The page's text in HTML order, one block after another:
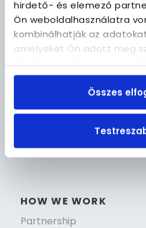
hirdető- és elemező
Ön weboldalhasználatra
kombinálhatják az
amelyeket Ön adott meg
Összes
NAVIGATION
Contact
HOW WE WORK
Partnership